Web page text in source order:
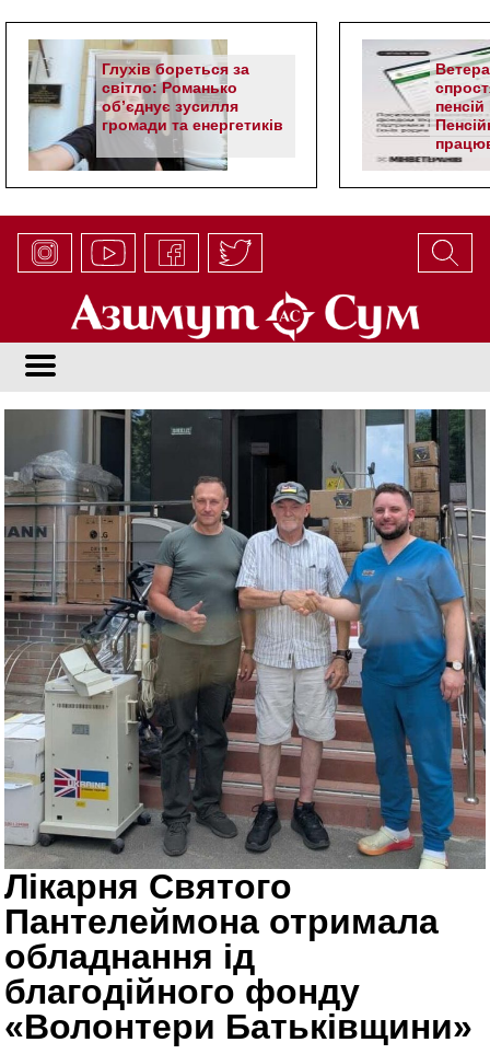
Глухів бореться за
світло: Романько
об’єднує зусилля
громади та енергетиків
Лікарня Святого
Пантелеймона отримала
обладнання ід
благодійного фонду
«Волонтери Батьківщини»